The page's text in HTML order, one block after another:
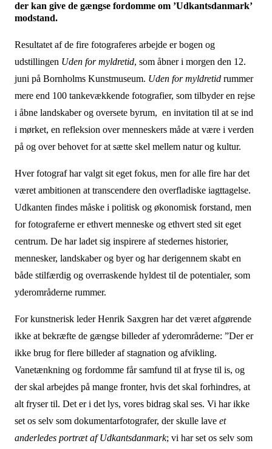
der kan give de gængse fordomme om ’Udkantsdanmark’
modstand.
Resultatet af de fire fotograferes arbejde er bogen og
udstillingen Uden for myldretid, som åbner i morgen den 12.
juni på Bornholms Kunstmuseum. Uden for myldretidrummer
mere end 100 tankevækkende fotografier, som tilbyder en rejse
i åbne landskaber og oversete byrum, en invitation til at se ind
i mørket, en refleksion over menneskers måde at være i verden
på og over behovet for at sætte skel mellem natur og kultur.
Hver fotograf har valgt sit eget fokus, men for alle fire har det
været ambitionen at transcendere den overfladiske iagttagelse.
Udkanten findes måske i politisk og økonomisk forstand, men
for fotograferne er ethvert menneske og ethvert sted sit eget
centrum. De har ladet sig inspirere af stedernes historier,
mennesker, landskaber og byer og har derigennem skabt en
både stilfærdig og overraskende hyldest til de potentialer, som
yderområderne rummer.
For kunstnerisk leder Henrik Saxgren har det været afgørende
ikke at bekræfte de gængse billeder af yderområderne: ”Der er
ikke brug for flere billeder af stagnation og afvikling.
Vanetænkning og fordomme får samfund til at fryse til is, og
der skal arbejdes på mange fronter, hvis det skal forhindres, at
alt fryser til. Det er i det lys, vores bidrag skal ses. Vi har ikke
set os selv som dokumentarfotografer, der skulle lave et
anderledes portræt af Udkantsdanmark; vi har set os selv som